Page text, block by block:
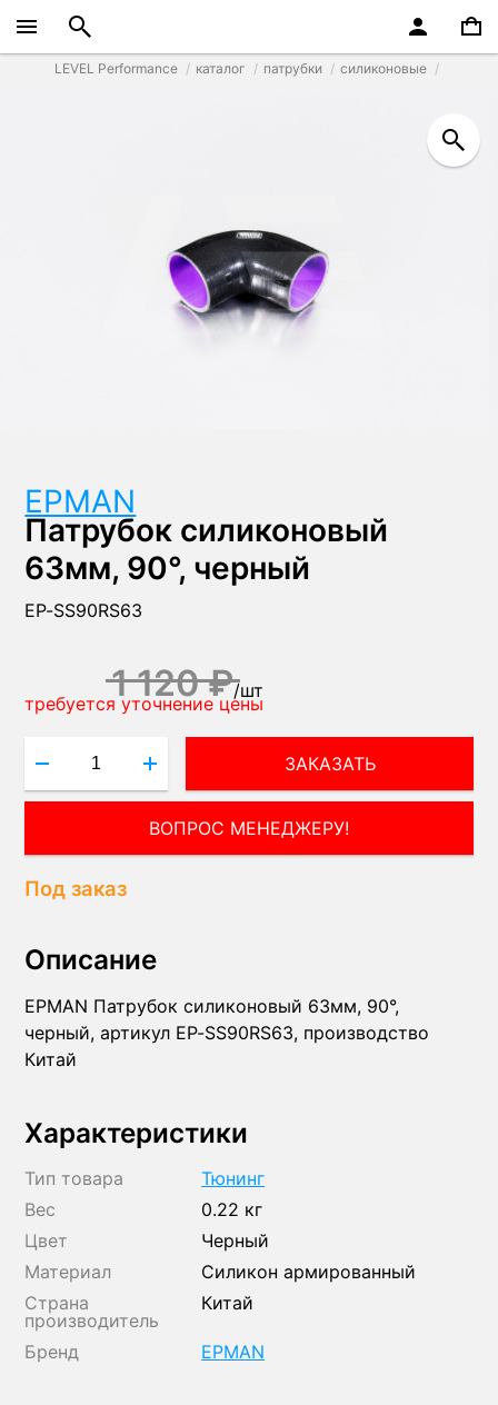
LEVEL Performance каталог патрубки силиконовые
EPMAN
Патрубок силиконовый
63мм, 90°, черный
EP-SS90RS63
1 120 ₽/шт
требуется уточнение цены
ЗАКАЗАТЬ
ВОПРОС МЕНЕДЖЕРУ!
Под заказ
Описание
EPMAN Патрубок силиконовый 63мм, 90°,
черный, артикул EP-SS90RS63, производство
Китай
Характеристики
Тип товара
Тюнинг
Вес
0.22 кг
Цвет
Черный
Материал
Силикон армированный
Страна
производитель
Китай
Бренд EPMAN